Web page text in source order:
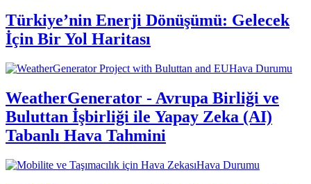
Türkiye’nin Enerji Dönüşümü: Gelecek
İçin Bir Yol Haritası
Hava Durumu
WeatherGenerator - Avrupa Birliği ve
Buluttan İşbirliği ile Yapay Zeka (AI)
Tabanlı Hava Tahmini
Hava Durumu